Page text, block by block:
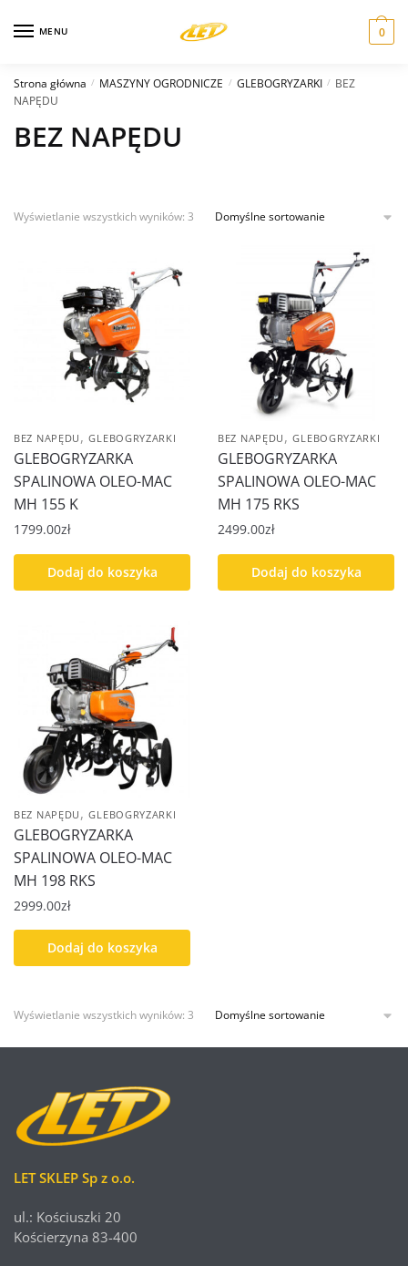
MENU 0
Strona główna / MASZYNY OGRODNICZE / GLEBOGRYZARKI / BEZ
NAPĘDU
BEZ NAPĘDU
Wyświetlanie wszystkich wyników: 3
BEZ NAPĘDU ,GLEBOGRYZARKI
GLEBOGRYZARKA
SPALINOWA OLEO-MAC
MH 155 K
1799.00zł
Dodaj do koszyka
BEZ NAPĘDU ,GLEBOGRYZARKI
GLEBOGRYZARKA
SPALINOWA OLEO-MAC
MH 175 RKS
2499.00zł
Dodaj do koszyka
BEZ NAPĘDU ,GLEBOGRYZARKI
GLEBOGRYZARKA
SPALINOWA OLEO-MAC
MH 198 RKS
2999.00zł
Dodaj do koszyka
Wyświetlanie wszystkich wyników: 3
LET SKLEP Sp z o.o.
ul.: Kościuszki 20
Kościerzyna 83-400